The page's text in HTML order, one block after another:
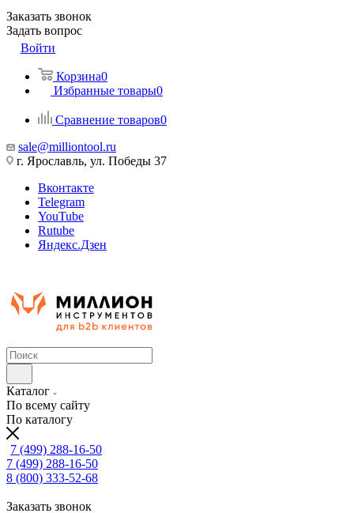
Заказать звонок
Задать вопрос
Войти
Корзина0
Избранные товары0
Сравнение товаров0
sale@milliontool.ru
г. Ярославль, ул. Победы 37
Вконтакте
Telegram
YouTube
Rutube
Яндекс.Дзен
Каталог
По всему сайту
По каталогу
7 (499) 288-16-50
7 (499) 288-16-50
8 (800) 333-52-68
Заказать звонок